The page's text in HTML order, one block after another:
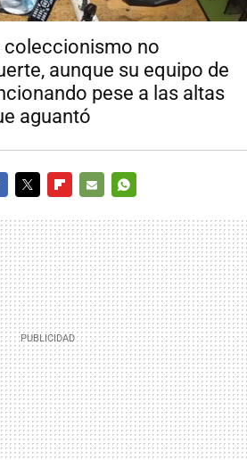
coleccionismo no
aunque su equipo de
pese a las altas
aguantó
MAIL